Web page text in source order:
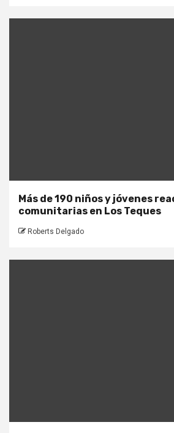
Más de 190 niños y jóvenes
comunitarias en Los Teques
Roberts Delgado